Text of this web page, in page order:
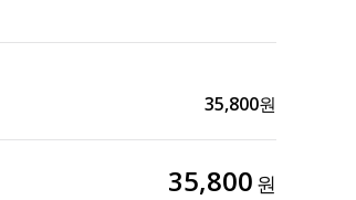
35,800원
35,800 원